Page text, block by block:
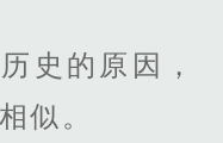
史的原因，
似。